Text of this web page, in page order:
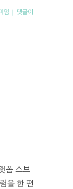
엄 | 댓글이
폼 스브
을 한 편